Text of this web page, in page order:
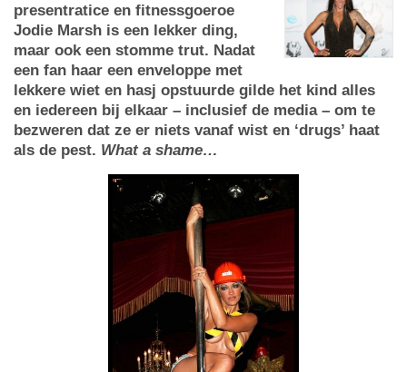
presentratice en fitnessgoeroe
Jodie Marsh is een lekker ding,
maar ook een stomme trut. Nadat
een fan haar een enveloppe met
lekkere wiet en hasj opstuurde gilde het kind alles
en iedereen bij elkaar – inclusief de media – om te
bezweren dat ze er niets vanaf wist en ‘drugs’ haat
als de pest. What a shame…